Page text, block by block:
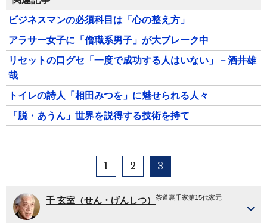
ビジネスマンの必須科目は「心の整え方」
アラサー女子に「僧職系男子」が大ブレーク中
リセットの口グセ「一度で成功する人はいない」－酒井雄
哉
トイレの詩人「相田みつを」に魅せられる人々
「脱・あうん」世界を説得する技術を持て
1 2 3
千 玄室（せん・げんしつ） 茶道裏千家第15代家元